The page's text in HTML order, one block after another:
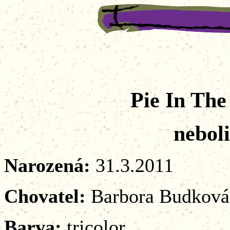
Pie In
neboli:
Narozená:31.3.2011
Chovatel:Barbora Budková